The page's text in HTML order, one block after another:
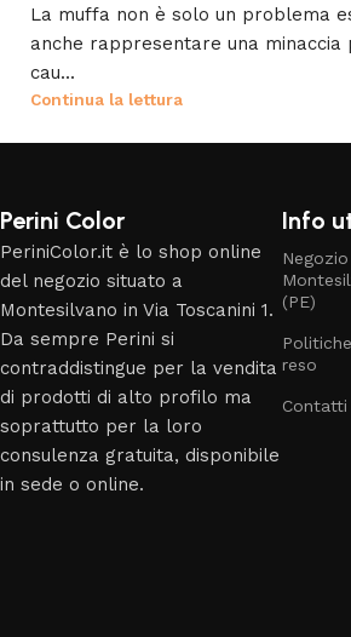
La muffa non è solo un problema
anche rappresentare una minaccia
cau...
Continua la lettura
Perini Color
PeriniColor.it è lo shop online
del negozio situato a
Montesilvano in Via Toscanini 1.
Da sempre Perini si
contraddistingue per la vendita
di prodotti di alto profilo ma
soprattutto per la loro
consulenza gratuita, disponibile
in sede o online.
Info
(PE)
reso
Contatti